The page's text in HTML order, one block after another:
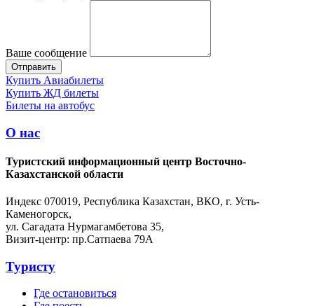
Ваше сообщение
Купить Авиабилеты
Купить ЖД билеты
Билеты на автобус
О нас
Туристский информационный центр Восточно-
Казахстанской области
Индекс 070019, Республика Казахстан, ВКО, г. Усть-
Каменогорск,
ул. Сагадата Нурмагамбетова 35,
Визит-центр: пр.Сатпаева 79А
Туристу
Где остановиться